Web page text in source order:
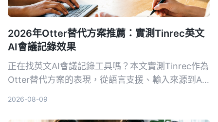
2026年Otter替代方案推薦：實測Tinrec英文
AI會議記錄效果
正在找英文AI會議記錄工具嗎？本文實測Tinrec作為
Otter替代方案的表現，從語言支援、輸入來源到AI
2026-08-09